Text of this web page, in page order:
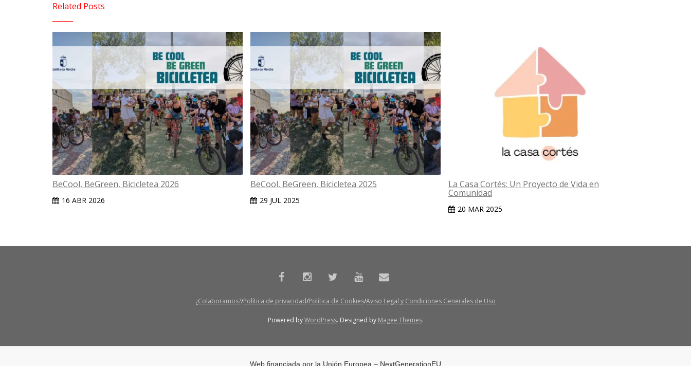
Related Posts
BeCool, BeGreen, Bicicletea 2026
16 ABR 2026
BeCool, BeGreen, Bicicletea 2025
29 JUL 2025
La Casa Cortés: Un Proyecto de Vida en
Comunidad
20 MAR 2025
¿Colaboramos? Política de privacidad Política de Cookies Aviso Legal y Condiciones Generales de Uso
Powered byWordPress. Designed by Magee Themes.
Web financiada por la Unión Europea – NextGenerationEU